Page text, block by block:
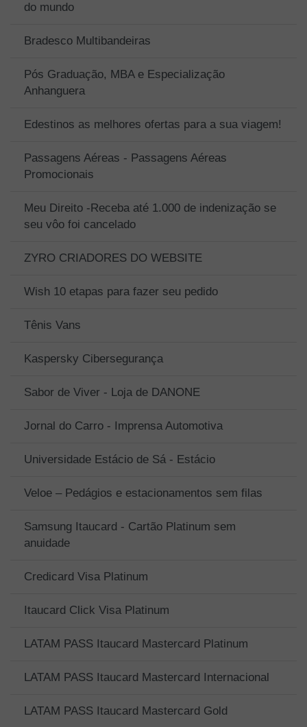
do mundo
Bradesco Multibandeiras
Pós Graduação, MBA e Especialização
Anhanguera
Edestinos as melhores ofertas para a sua viagem!
Passagens Aéreas - Passagens Aéreas
Promocionais
Meu Direito -Receba até 1.000 de indenização se
seu vôo foi cancelado
ZYRO CRIADORES DO WEBSITE
Wish 10 etapas para fazer seu pedido
Tênis Vans
Kaspersky Cibersegurança
Sabor de Viver - Loja de DANONE
Jornal do Carro - Imprensa Automotiva
Universidade Estácio de Sá - Estácio
Veloe – Pedágios e estacionamentos sem filas
Samsung Itaucard - Cartão Platinum sem
anuidade
Credicard Visa Platinum
Itaucard Click Visa Platinum
LATAM PASS Itaucard Mastercard Platinum
LATAM PASS Itaucard Mastercard Internacional
LATAM PASS Itaucard Mastercard Gold